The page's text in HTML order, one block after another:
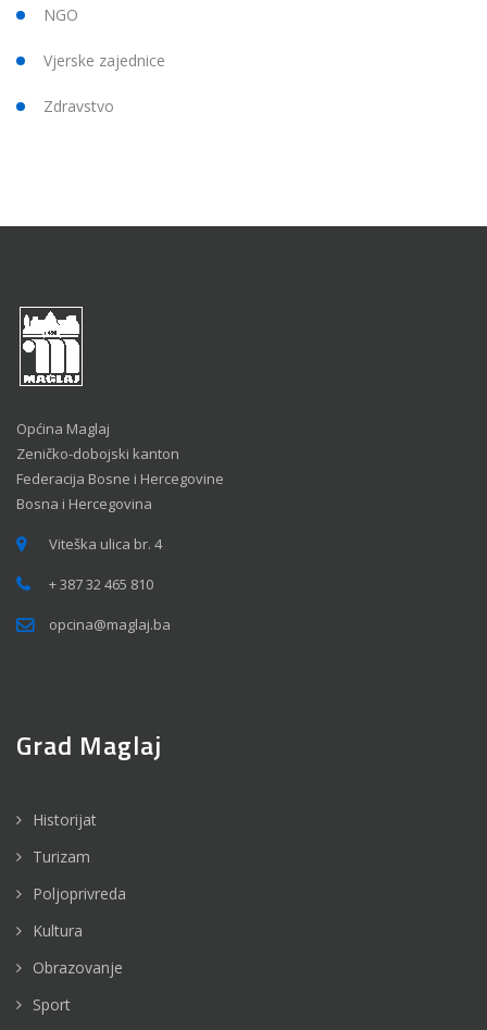
NGO
Vjerske zajednice
Zdravstvo
Općina Maglaj
Zeničko-dobojski kanton
Federacija Bosne i Hercegovine
Bosna i Hercegovina
Viteška ulica br. 4
+ 387 32 465 810
opcina@maglaj.ba
Grad Maglaj
Historijat
Turizam
Poljoprivreda
Kultura
Obrazovanje
Sport